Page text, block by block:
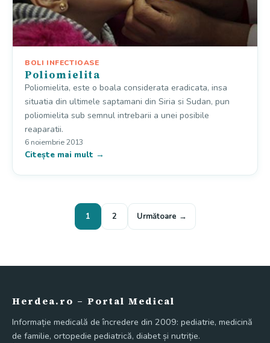
BOLI INFECTIOASE
Poliomielita
Poliomielita, este o boala considerata eradicata, insa
situatia din ultimele saptamani din Siria si Sudan, pun
poliomielita sub semnul intrebarii a unei posibile
reaparatii.
6 noiembrie 2013
Citește mai mult →
Paginație
1 2 Următoare →
Herdea.ro – Portal Medical
Informație medicală de încredere din 2009: pediatrie, medicină
de familie, ortopedie pediatrică, diabet și nutriție.